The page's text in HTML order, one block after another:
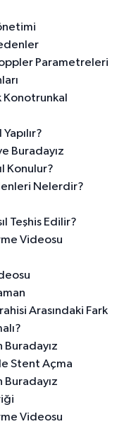
Parametreleri
Buradayız
Konulur?
Nelerdir?
Teşhis Edilir?
Videosu
Arasındaki Fark
Buradayız
Stent Açma
Buradayız
Videosu